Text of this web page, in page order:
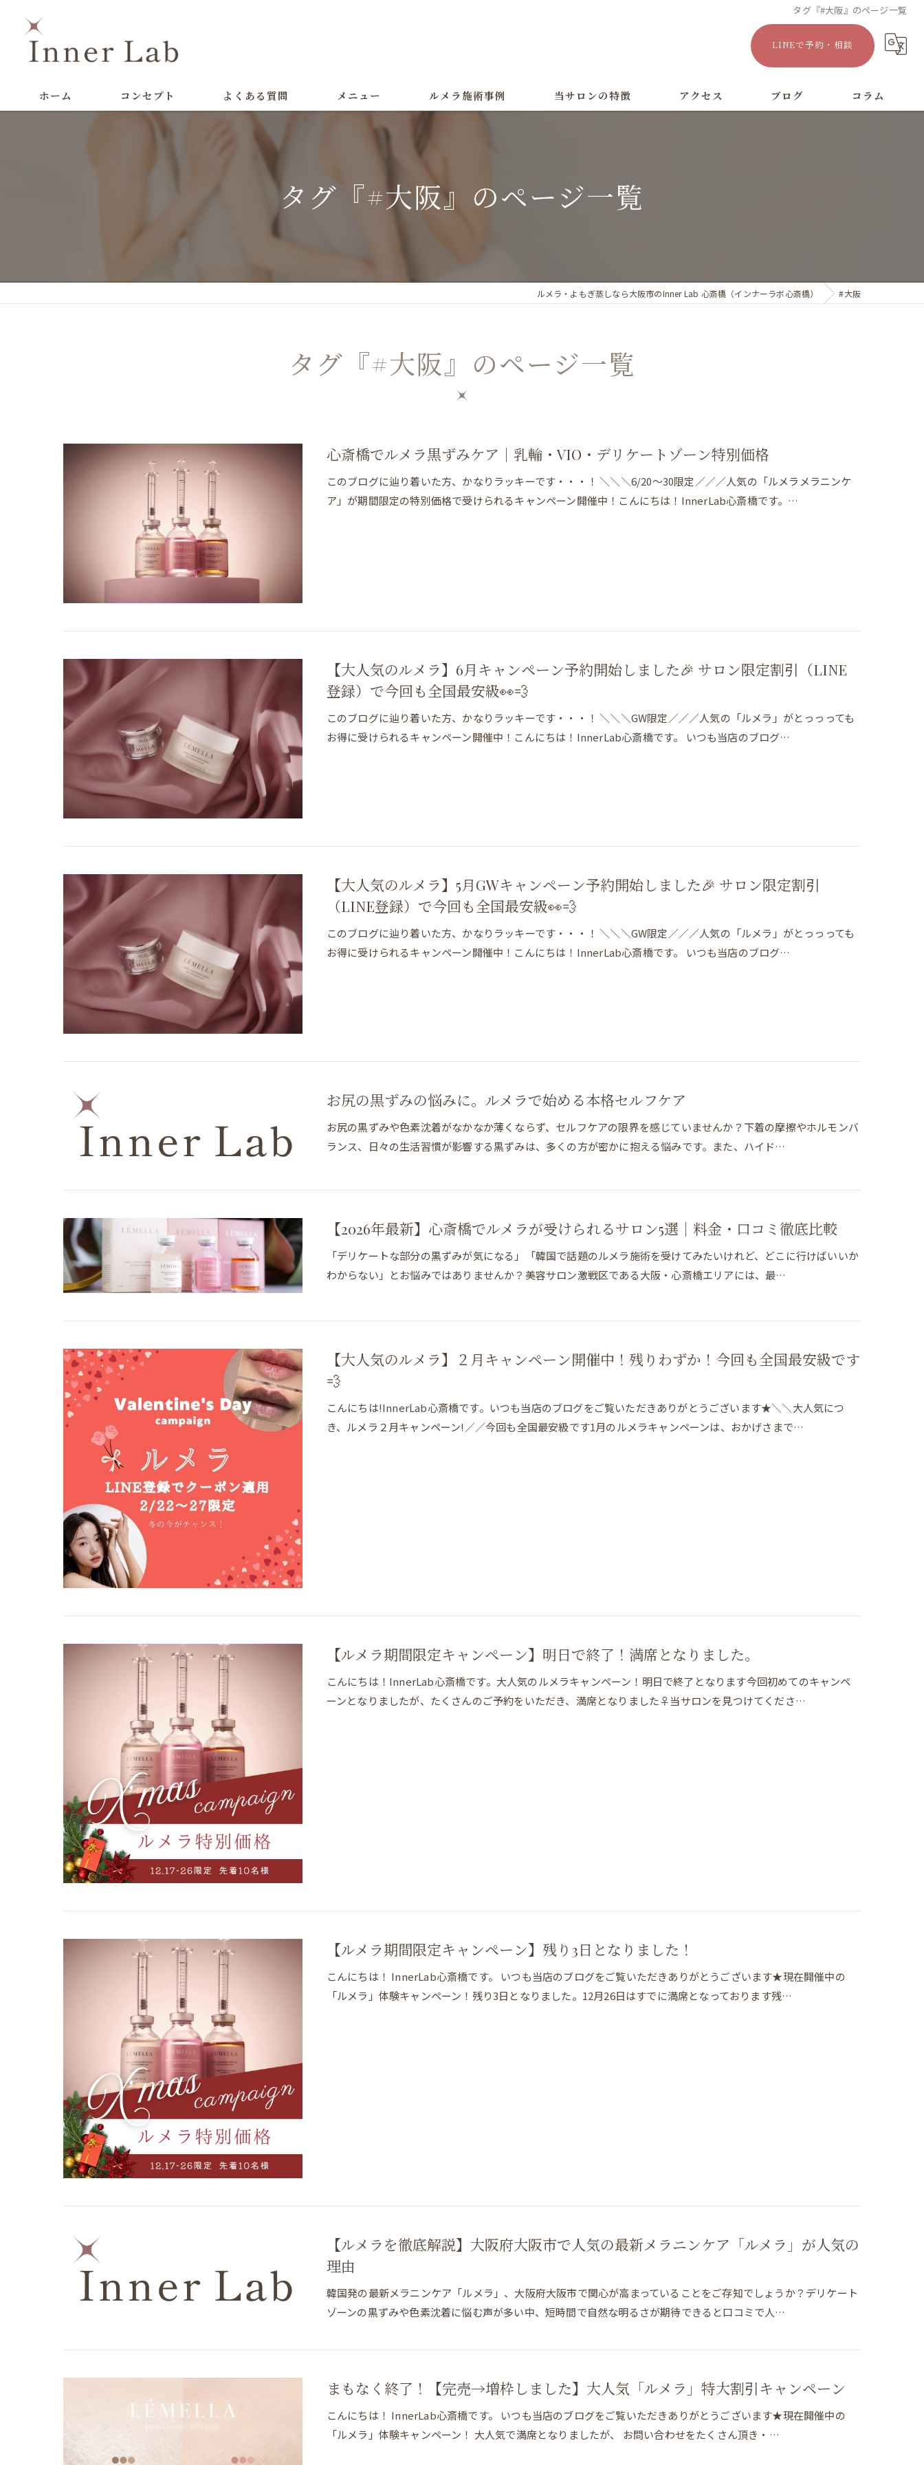
タグ『#大阪』のページ一覧
LINEで予約・相談
ホーム コンセプト よくある質問 メニュー ルメラ施術事例 当サロンの特徴
色素沈着
アクセス ブログ コラム
タグ『#大阪』のページ一覧
ルメラ・よもぎ蒸しなら大阪市のInner Lab 心斎橋（インナーラボ心斎橋） #大阪
タグ『#大阪』のページ一覧
心斎橋でルメラ黒ずみケア｜乳輪・VIO・デリケートゾーン特別価格
このブログに辿り着いた方、かなりラッキーです・・・！ ＼＼＼6/20～30限定／／／人気の「ルメラメラニンケ
ア」が期間限定の特別価格で受けられるキャンペーン開催中！こんにちは！InnerLab心斎橋です。…
【大人気のルメラ】6月キャンペーン予約開始しました🎉 サロン限定割引（LINE
登録）で今回も全国最安級👀💨
このブログに辿り着いた方、かなりラッキーです・・・！ ＼＼＼GW限定／／／人気の「ルメラ」がとっっっても
お得に受けられるキャンペーン開催中！こんにちは！InnerLab心斎橋です。 いつも当店のブログ…
【大人気のルメラ】5月GWキャンペーン予約開始しました🎉 サロン限定割引
（LINE登録）で今回も全国最安級👀💨
このブログに辿り着いた方、かなりラッキーです・・・！ ＼＼＼GW限定／／／人気の「ルメラ」がとっっっても
お得に受けられるキャンペーン開催中！こんにちは！InnerLab心斎橋です。 いつも当店のブログ…
お尻の黒ずみの悩みに。ルメラで始める本格セルフケア
お尻の黒ずみや色素沈着がなかなか薄くならず、セルフケアの限界を感じていませんか？下着の摩擦やホルモンバ
ランス、日々の生活習慣が影響する黒ずみは、多くの方が密かに抱える悩みです。また、ハイド…
【2026年最新】心斎橋でルメラが受けられるサロン5選｜料金・口コミ徹底比較
「デリケートな部分の黒ずみが気になる」「韓国で話題のルメラ施術を受けてみたいけれど、どこに行けばいいか
わからない」とお悩みではありませんか？美容サロン激戦区である大阪・心斎橋エリアには、最…
【大人気のルメラ】２月キャンペーン開催中！残りわずか！今回も全国最安級です
💨
こんにちは!InnerLab心斎橋です。いつも当店のブログをご覧いただきありがとうございます★＼＼大人気につ
き、ルメラ２月キャンペーン!／／今回も全国最安級です1月のルメラキャンペーンは、おかげさまで…
【ルメラ期間限定キャンペーン】明日で終了！満席となりました。
こんにちは！InnerLab心斎橋です。大人気のルメラキャンペーン！明日で終了となります今回初めてのキャンペ
ーンとなりましたが、たくさんのご予約をいただき、満席となりました♀当サロンを見つけてくださ…
【ルメラ期間限定キャンペーン】残り3日となりました！
こんにちは！ InnerLab心斎橋です。 いつも当店のブログをご覧いただきありがとうございます★現在開催中の
「ルメラ」体験キャンペーン！残り3日となりました。12月26日はすでに満席となっております残…
【ルメラを徹底解説】大阪府大阪市で人気の最新メラニンケア「ルメラ」が人気の
理由
韓国発の最新メラニンケア「ルメラ」、大阪府大阪市で関心が高まっていることをご存知でしょうか？デリケート
ゾーンの黒ずみや色素沈着に悩む声が多い中、短時間で自然な明るさが期待できると口コミで人…
まもなく終了！【完売→増枠しました】大人気「ルメラ」特大割引キャンペーン
こんにちは！ InnerLab心斎橋です。 いつも当店のブログをご覧いただきありがとうございます★現在開催中の
「ルメラ」体験キャンペーン！ 大人気で満席となりましたが、 お問い合わせをたくさん頂き・…